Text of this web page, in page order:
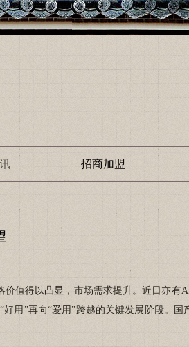
招商加盟
得以凸显，市场需求提升。近日亦有
用”再向“爱用”跨越的关键发展阶段。国